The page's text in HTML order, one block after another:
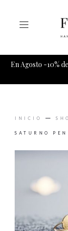
En Agosto -10%
INICIO
SATURNO